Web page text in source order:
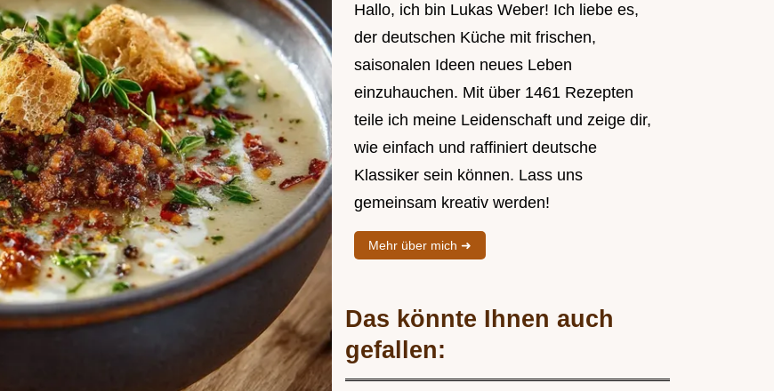
Hallo, ich bin Lukas Weber! Ich liebe es,
der deutschen Küche mit frischen,
saisonalen Ideen neues Leben
einzuhauchen. Mit über 1461 Rezepten
teile ich meine Leidenschaft und zeige dir,
wie einfach und raffiniert deutsche
Klassiker sein können. Lass uns
gemeinsam kreativ werden!
Mehr über mich ➜
Das könnte Ihnen auch
gefallen: